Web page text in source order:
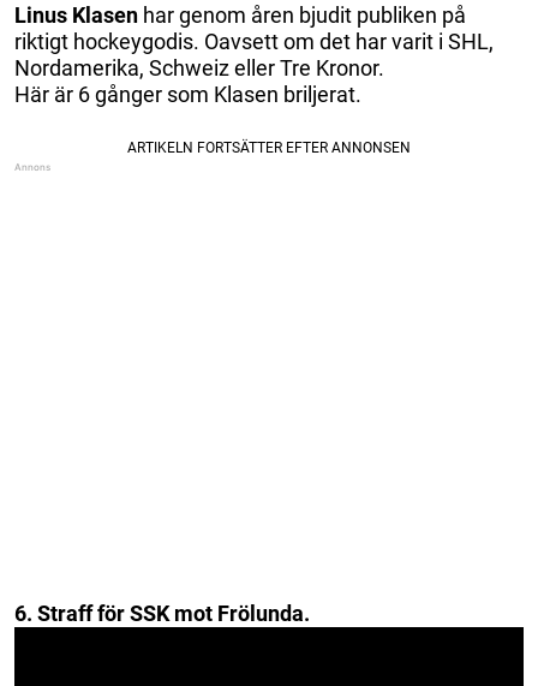
Linus Klasen har genom åren bjudit publiken på
riktigt hockeygodis. Oavsett om det har varit i SHL,
Nordamerika, Schweiz eller Tre Kronor.
Här är 6 gånger som Klasen briljerat.
6. Straff för SSK mot Frölunda.